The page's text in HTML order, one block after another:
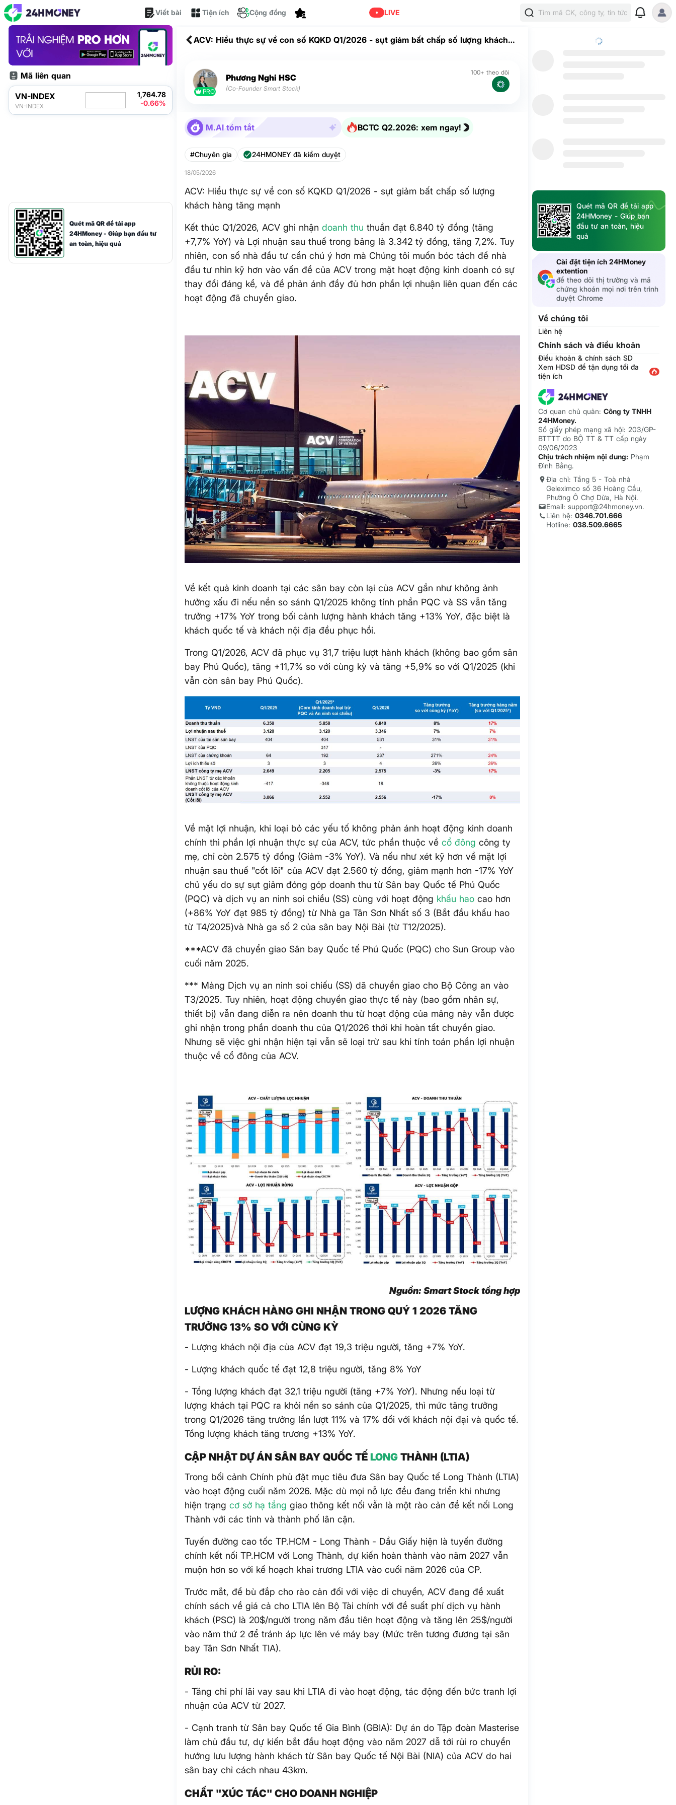
Viết bài Tiện ích Cộng đồng LIVE Tìm mã CK, công ty, tin tức
Mã liên quan
VN-INDEX
VN-INDEX
1,764.78
-0.66%
Quét mã QR để tải app
24HMoney - Giúp bạn đầu tư
an toàn, hiệu quả
ACV: Hiểu thực sự về con số KQKD Q1/2026 - sụt giảm bất chấp số lượng khách
PRO
Phương Nghi HSC
(Co-Founder Smart Stock)
100+ theo dõi
M.AI tóm tắt BCTC Q2.2026: xem ngay!
#Chuyên gia 24HMONEY đã kiểm duyệt
18/05/2026
ACV: Hiểu thực sự về con số KQKD Q1/2026 - sụt giảm bất chấp số lượng
khách hàng tăng mạnh
Kết thúc Q1/2026, ACV ghi nhậndoanh thu thuần đạt 6.840 tỷ đồng (tăng
+7,7% YoY) và Lợi nhuận sau thuế trong bảng là 3.342 tỷ đồng, tăng 7,2%. Tuy
nhiên, con số nhà đầu tư cần chú ý hơn mà Chúng tôi muốn bóc tách để nhà
đầu tư nhìn kỹ hơn vào vấn đề của ACV trong mặt hoạt động kinh doanh có sự
thay đổi đáng kể, và để phản ánh đầy đủ hơn phần lợi nhuận liên quan đến các
hoạt động đã chuyển giao.
Về kết quả kinh doanh tại các sân bay còn lại của ACV gần như không ảnh
hưởng xấu đi nếu nền so sánh Q1/2025 không tính phần PQC và SS vẫn tăng
trưởng +17% YoY trong bối cảnh lượng hành khách tăng +13% YoY, đặc biệt là
khách quốc tế và khách nội địa đều phục hồi.
Trong Q1/2026, ACV đã phục vụ 31,7 triệu lượt hành khách (không bao gồm sân
bay Phú Quốc), tăng +11,7% so với cùng kỳ và tăng +5,9% so với Q1/2025 (khi
vẫn còn sân bay Phú Quốc).
Về mặt lợi nhuận, khi loại bỏ các yếu tố không phản ánh hoạt động kinh doanh
chính thì phần lợi nhuận thực sự của ACV, tức phần thuộc vềcổ đông công ty
mẹ, chỉ còn 2.575 tỷ đồng (Giảm -3% YoY). Và nếu như xét kỹ hơn về mặt lợi
nhuận sau thuế "cốt lõi" của ACV đạt 2.560 tỷ đồng, giảm mạnh hơn -17% YoY
chủ yếu do sự sụt giảm đóng góp doanh thu từ Sân bay Quốc tế Phú Quốc
(PQC) và dịch vụ an ninh soi chiều (SS) cùng với hoạt động khấu hao cao hơn
(+86% YoY đạt 985 tỷ đồng) từ Nhà ga Tân Sơn Nhất số 3 (Bắt đầu khấu hao
từ T4/2025)và Nhà ga số 2 của sân bay Nội Bài (từ T12/2025).
***ACV đã chuyển giao Sân bay Quốc tế Phú Quốc (PQC) cho Sun Group vào
cuối năm 2025.
*** Mảng Dịch vụ an ninh soi chiếu (SS) dã chuyển giao cho Bộ Công an vào
T3/2025. Tuy nhiên, hoạt động chuyển giao thực tế này (bao gồm nhân sự,
thiết bị) vẫn đang diễn ra nên doanh thu từ hoạt động của mảng này vẫn được
ghi nhận trong phần doanh thu của Q1/2026 thới khi hoàn tất chuyển giao.
Nhưng sẽ việc ghi nhận hiện tại vẫn sẽ loại trừ sau khi tính toán phần lợi nhuận
thuộc về cổ đông của ACV.
Nguồn: Smart Stock tổng hợp
LƯỢNG KHÁCH HÀNG GHI NHẬN TRONG QUÝ 1 2026 TĂNG
TRƯỞNG 13% SO VỚI CÙNG KỲ
- Lượng khách nội địa của ACV đạt 19,3 triệu người, tăng +7% YoY.
- Lượng khách quốc tế đạt 12,8 triệu người, tăng 8% YoY
- Tổng lượng khách đạt 32,1 triệu người (tăng +7% YoY). Nhưng nếu loại từ
lượng khách tại PQC ra khỏi nền so sánh của Q1/2025, thì mức tăng trưởng
trong Q1/2026 tăng trưởng lần lượt 11% và 17% đối với khách nội đại và quốc tế.
Tổng lượng khách tăng trương +13% YoY.
CẬP NHẬT DỰ ÁN SÂN BAY QUỐC TẾLONG THÀNH (LTIA)
Trong bối cảnh Chính phủ đặt mục tiêu đưa Sân bay Quốc tế Long Thành (LTIA)
vào hoạt động cuối năm 2026. Mặc dù mọi nỗ lực đều đang triển khi nhưng
hiện trạngcơ sở hạ tầng giao thông kết nối vẫn là một rào cản để kết nối Long
Thành với các tỉnh và thành phố lân cận.
Tuyến đường cao tốc TP.HCM - Long Thành - Dầu Giấy hiện là tuyến đường
chính kết nối TP.HCM với Long Thành, dự kiến ​​hoàn thành vào năm 2027 vẫn
muộn hơn so với kế hoạch khai trương LTIA vào cuối năm 2026 của CP.
Trước mắt, để bù đắp cho rào cản đối với việc di chuyển, ACV đang đề xuất
chính sách về giá cả cho LTIA lên Bộ Tài chính với đề suất phí dịch vụ hành
khách (PSC) là 20$/người trong năm đầu tiên hoạt động và tăng lên 25$/người
vào năm thứ 2 để tránh áp lực lên vé máy bay (Mức trên tương đương tại sân
bay Tân Sơn Nhất TIA).
RỦI RO:
- Tăng chi phí lãi vay sau khi LTIA đi vào hoạt động, tác động đến bức tranh lợi
nhuận của ACV từ 2027.
- Cạnh tranh từ Sân bay Quốc tế Gia Bình (GBIA): Dự án do Tập đoàn Masterise
làm chủ đầu tư, dự kiến ​​bắt đầu hoạt động vào năm 2027 dẫ tới rủi ro chuyển
hướng lưu lượng hành khách từ Sân bay Quốc tế Nội Bài (NIA) của ACV do hai
sân bay chỉ cách nhau 43km.
CHẤT "XÚC TÁC" CHO DOANH NGHIỆP
Quét mã QR để tải app
24HMoney - Giúp bạn
đầu tư an toàn, hiệu
quả
Cài đặt tiện ích 24HMoney
extention
để theo dõi thị trường và mã
chứng khoán mọi nơi trên trình
duyệt Chrome
Về chúng tôi
Liên hệ
Chính sách và điều khoản
Điều khoản & chính sách SD
Xem HDSD để tận dụng tối đa
tiện ích
Cơ quan chủ quản:Công ty TNHH
24HMoney.
Số giấy phép mạng xã hội: 203/GP-
BTTTT do BỘ TT & TT cấp ngày
09/06/2023
Chịu trách nhiệm nội dung: Phạm
Đình Bằng.
Địa chỉ: Tầng 5 - Toà nhà
Geleximco số 36 Hoàng Cầu,
Phường Ô Chợ Dừa, Hà Nội.
Email: support@24hmoney.vn.
Liên hệ:0346.701.666
Hotline:038.509.6665